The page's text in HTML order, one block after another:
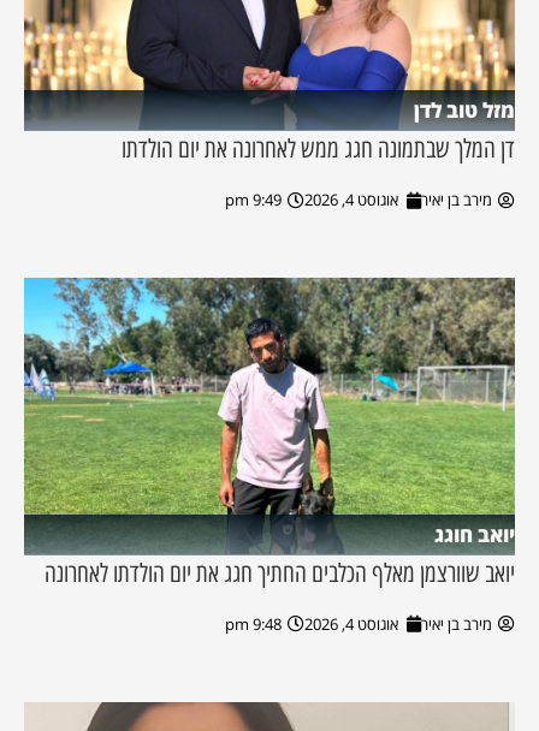
מזל טוב לדן
דן המלך שבתמונה חגג ממש לאחרונה את יום הולדתו
מירב בן יאיר אוגוסט 4, 2026 9:49 pm
יואב חוגג
יואב שוורצמן מאלף הכלבים החתיך חגג את יום הולדתו לאחרונה
מירב בן יאיר אוגוסט 4, 2026 9:48 pm